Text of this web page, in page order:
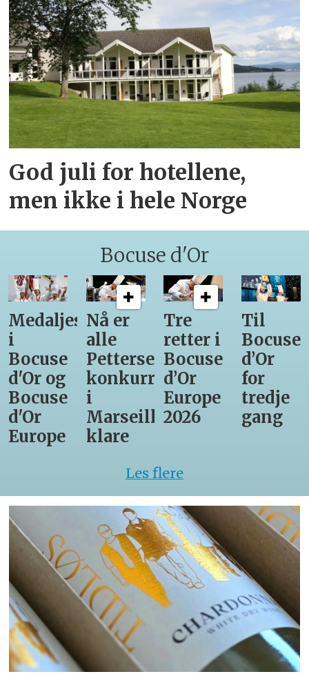
God juli for hotellene,
men ikke i hele Norge
Bocuse d'Or
Medaljestatistikk
i
Bocuse
d'Or og
Bocuse
d'Or
Europe
Nå er
alle
Pettersens
konkurrenter
i
Marseille
klare
Tre
retter i
Bocuse
d’Or
Europe
2026
Til
Bocuse
d’Or
for
tredje
gang
Les flere